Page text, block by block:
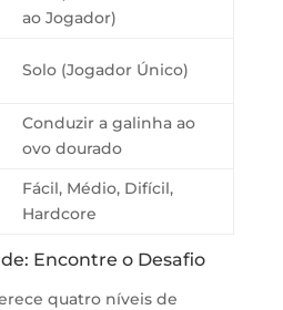
ao Jogador)
Solo (Jogador Único)
Conduzir a galinha ao
ovo dourado
Fácil, Médio, Difícil,
Hardcore
Encontre o Desafio
quatro níveis de